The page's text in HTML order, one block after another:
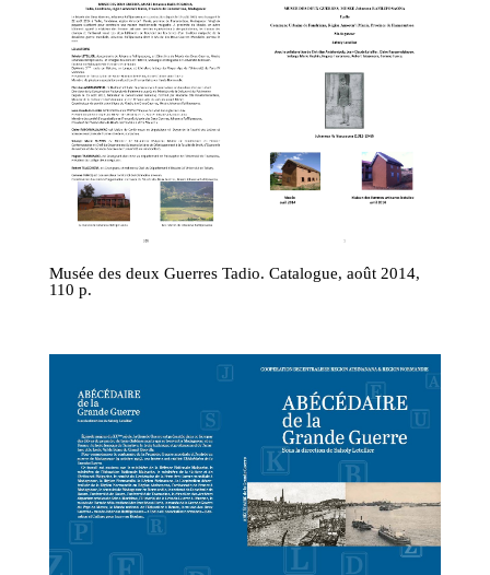
Musée des deux Guerres Tadio. Catalogue, août 2014,
110 p.